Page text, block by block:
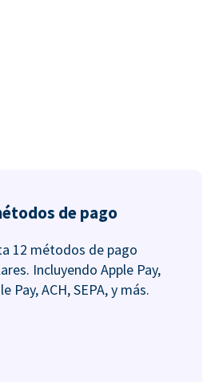
de pago
12 métodos de pago
Incluyendo Apple Pay,
Pay, ACH, SEPA, y más.